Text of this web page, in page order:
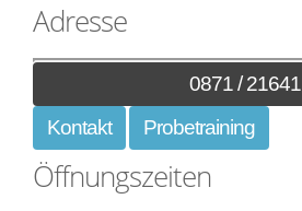
Adresse
0871 / 21641
Kontakt
Probetraining
Öffnungszeiten